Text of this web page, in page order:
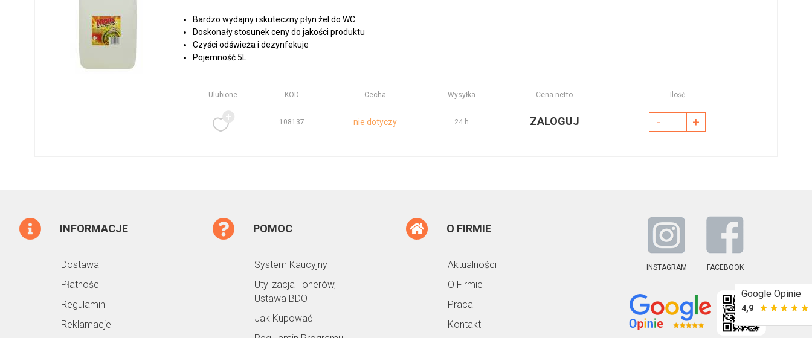
Bardzo wydajny i skuteczny płyn żel do WC
Doskonały stosunek ceny do jakości produktu
Czyści odświeża i dezynfekuje
Pojemność 5L
Ulubione KOD Cecha Wysyłka Cena netto Ilość
108137 nie dotyczy 24 h ZALOGUJ - +
INFORMACJE
Dostawa
Płatności
Regulamin
Reklamacje
POMOC
System Kaucyjny
Utylizacja Tonerów,
Ustawa BDO
Jak Kupować
O FIRMIE
Aktualności
O Firmie
Praca
Kontakt
INSTAGRAM FACEBOOK
Google Opinie
4,9